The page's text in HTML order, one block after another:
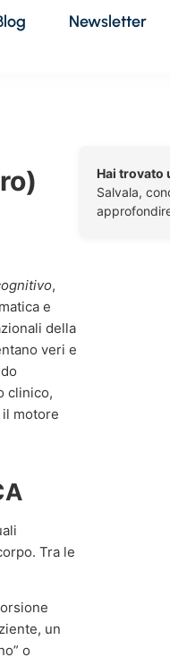
Newsletter
,
e
della
veri e
clinico,
motore
Tra le
un
o
Hai trovato
Salvala,